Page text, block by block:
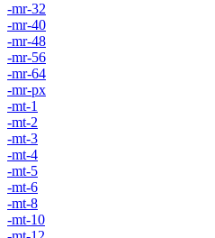
-mr-32
-mr-40
-mr-48
-mr-56
-mr-64
-mr-px
-mt-1
-mt-2
-mt-3
-mt-4
-mt-5
-mt-6
-mt-8
-mt-10